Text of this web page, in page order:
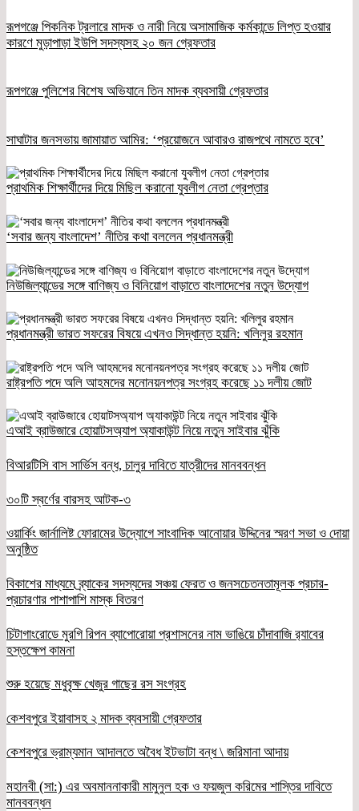
রূপগঞ্জে পিকনিক ট্রলারে মাদক ও নারী নিয়ে অসামাজিক কর্মকান্ডে লিপ্ত হওয়ার
কারণে মুড়াপাড়া ইউপি সদস্যসহ ২০ জন গ্রেফতার
রূপগঞ্জে পুলিশের বিশেষ অভিযানে তিন মাদক ব্যবসায়ী গ্রেফতার
সাঘাটার জনসভায় জামায়াত আমির: ‘প্রয়োজনে আবারও রাজপথে নামতে হবে’
প্রাথমিক শিক্ষার্থীদের দিয়ে মিছিল করানো যুবলীগ নেতা গ্রেপ্তার
‘সবার জন্য বাংলাদেশ’ নীতির কথা বললেন প্রধানমন্ত্রী
নিউজিল্যান্ডের সঙ্গে বাণিজ্য ও বিনিয়োগ বাড়াতে বাংলাদেশের নতুন উদ্যোগ
প্রধানমন্ত্রী ভারত সফরের বিষয়ে এখনও সিদ্ধান্ত হয়নি: খলিলুর রহমান
রাষ্ট্রপতি পদে অলি আহমদের মনোনয়নপত্র সংগ্রহ করেছে ১১ দলীয় জোট
এআই ব্রাউজারে হোয়াটসঅ্যাপ অ্যাকাউন্ট নিয়ে নতুন সাইবার ঝুঁকি
বিআরটিসি বাস সার্ভিস বন্ধ, চালুর দাবিতে যাত্রীদের মানববন্ধন
৩০টি স্বর্ণের বারসহ আটক-৩
ওয়ার্কিং জার্নালিষ্ট ফোরামের উদ্যোগে সাংবাদিক আনোয়ার উদ্দিনের স্মরণ সভা ও দোয়া
অনুষ্ঠিত
বিকাশের মাধ্যমে ব্র্যাকের সদস্যদের সঞ্চয় ফেরত ও জনসচেতনতামূলক প্রচার-
প্রচারণার পাশাপাশি মাস্ক বিতরণ
চিটাগাংরোডে মুরগি রিপন ব্যাপোরোয়া প্রশাসনের নাম ভাঙিয়ে চাঁদাবাজি র‌্যাবের
হস্তক্ষেপ কামনা
শুরু হয়েছে মধুবৃক্ষ খেজুর গাছের রস সংগ্রহ
কেশবপুরে ইয়াবাসহ ২ মাদক ব্যবসায়ী গ্রেফতার
কেশবপুরে ভ্রাম্যমান আদালতে অবৈধ ইটভাটা বন্ধ \ জরিমানা আদায়
মহানবী (সা:) এর অবমাননাকারী মামুনুল হক ও ফয়জুল করিমের শাস্তির দাবিতে
মানববন্ধন